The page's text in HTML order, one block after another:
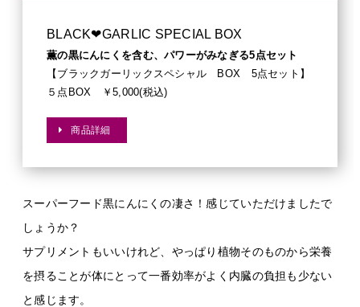
BLACK❤︎GARLIC SPECIAL BOX
薫の黒にんにくを含む、パワーがみなぎる5点セット
【ブラックガーリックスペシャル BOX 5点セット】
５点BOX ￥5,000(税込)
商品詳細
スーパーフード黒にんにくの凄さ！感じていただけましたで
しょうか？
サプリメントもいいけれど、やっぱり植物そのものから栄養
を摂ることが体にとって一番効率がよく内臓の負担も少ない
と感じます。